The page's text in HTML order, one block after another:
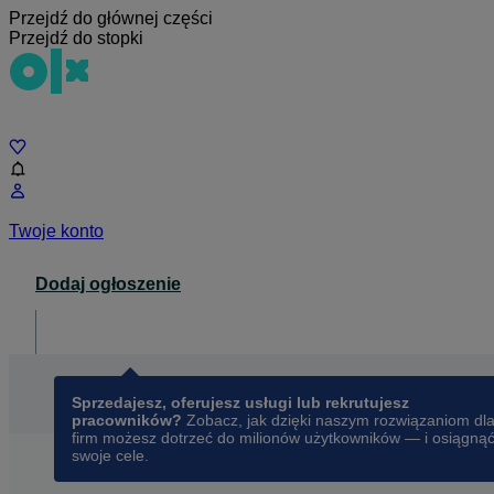
Przejdź do głównej części
Przejdź do stopki
Twoje konto
Dodaj ogłoszenie
Sprzedajesz, oferujesz usługi lub rekrutujesz
pracowników? Zobacz, jak dzięki naszym rozwiązaniom dla
firm możesz dotrzeć do milionów użytkowników — i osiągnąć
swoje cele.